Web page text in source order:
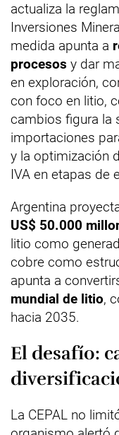
actualiza la
Inversiones
medida apunta a
procesos y dar
en exploración,
con foco en litio,
cambios figura la
importaciones
y la optimización
IVA en etapas de
Argentina
US$ 50.000
litio como
cobre como
apunta a
mundial de litio,
hacia 2035.
El desafío:
La CEPAL no